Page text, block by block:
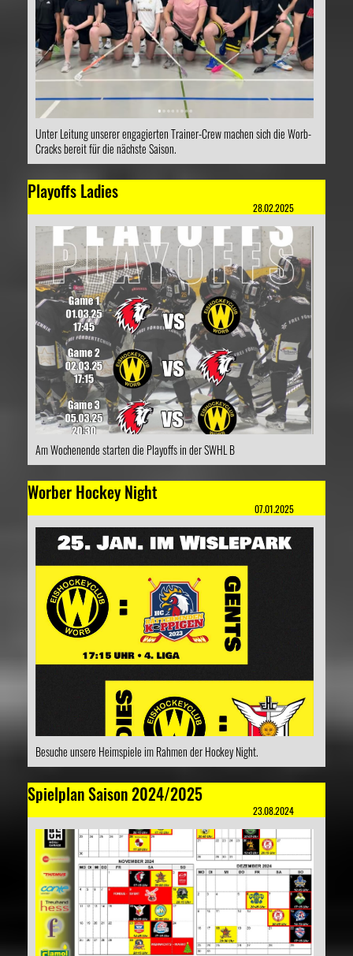
Unter Leitung unserer engagierten Trainer-Crew machen sich die Worb-
Cracks bereit für die nächste Saison.
Playoffs Ladies
28.02.2025
Am Wochenende starten die Playoffs in der SWHL B
Worber Hockey Night
07.01.2025
Besuche unsere Heimspiele im Rahmen der Hockey Night.
Spielplan Saison 2024/2025
23.08.2024